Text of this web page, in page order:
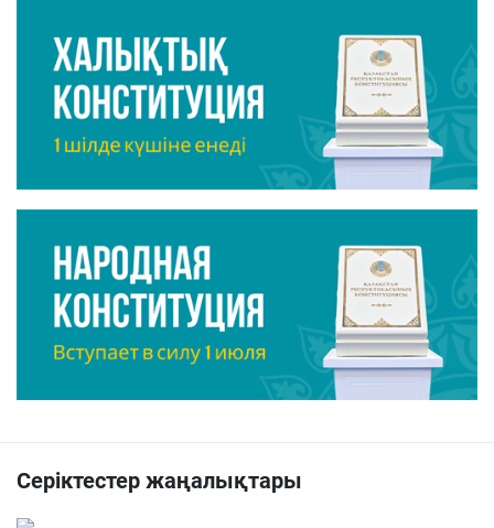
Серіктестер жаңалықтары